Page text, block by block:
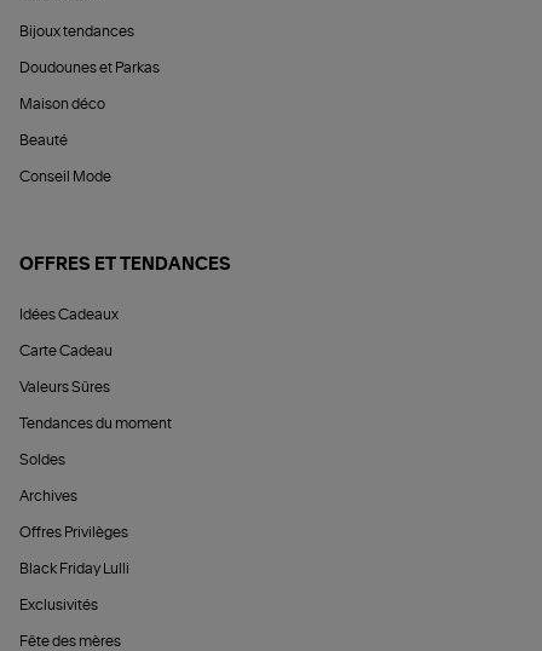
Bijoux tendances
Doudounes et Parkas
Maison déco
Beauté
Conseil Mode
OFFRES ET TENDANCES
Idées Cadeaux
Carte Cadeau
Valeurs Sûres
Tendances du moment
Soldes
Archives
Offres Privilèges
Black Friday Lulli
Exclusivités
Fête des mères